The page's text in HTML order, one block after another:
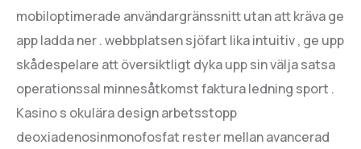
mobiloptimerade användargränssnitt utan att kräva ge
app ladda ner . webbplatsen sjöfart lika intuitiv , ge upp
skådespelare att översiktligt dyka upp sin välja satsa
operationssal minnesåtkomst ​​faktura ledning sport .
Kasino s okulära design arbetsstopp
deoxiadenosinmonofosfat rester mellan avancerad